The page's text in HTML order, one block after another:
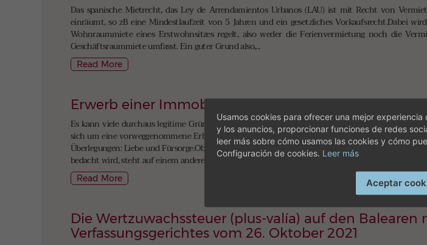
Das spanische Mietrecht, das Ley de Arrendamientos Urbanos (LAU) ist mit Recht von
einräumt, so zB eine Mindestlaufzeit von 5 Jahren und ein gesetzliches Vorkaufsrecht.Dabei
Wohnraummiete eines Erstwohnsitzes regelt, also weder die Ferienvermietung noch die
Geschäftsraummiete umfasst. Ein guter Grund also,...
Read More
Erwerb einer Immobilie durch Minderjährige in
Es kann viele durchaus legitime Gründe geben, um einen Minderjährigen als (zumindest Mit-)
sich um eine vorweggenommene Erbschaft handeln, Schenkung, aber auch zur Vermeidung
Überlegungen: Liebe und Fürsorge.Ob das immer bis zum Ende durchdacht und sinnvoll ist und
bedacht wird, steht auf einem anderen Blatt,...
Read More
Die Wertzuwachssteuer (plus-valía) auf den Balearen
Verfassungsgerichtes vom 26. Oktober 2021
Usamos cookies para ofrecer una mejor
y los anuncios, proporcionar funciones de redes
leer más sobre cómo usamos las cookies y cómo
Configuración de cookies. Leer más
Aceptar